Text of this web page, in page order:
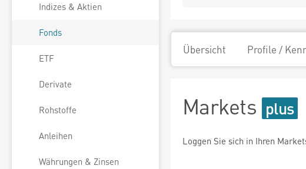
Indizes & Aktien
Fonds
ETF
Derivate
Rohstoffe
Anleihen
Währungen & Zinsen
Übersicht Profile /
Markets
Loggen Sie sich in Ihren